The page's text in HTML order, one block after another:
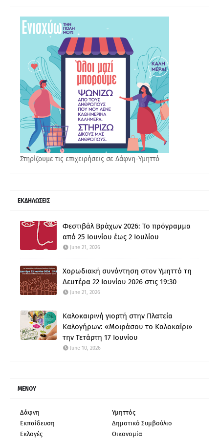
Στηρίζουμε τις επιχειρήσεις σε Δάφνη-Υμηττό
ΕΚΔΗΛΩΣΕΙΣ
Φεστιβάλ Βράχων 2026: Το πρόγραμμα
από 25 Ιουνίου έως 2 Ιουλίου
June 21, 2026
Χορωδιακή συνάντηση στον Υμηττό τη
Δευτέρα 22 Ιουνίου 2026 στις 19:30
June 21, 2026
Καλοκαιρινή γιορτή στην Πλατεία
Καλογήρων: «Μοιράσου το Καλοκαίρι»
την Τετάρτη 17 Ιουνίου
June 10, 2026
ΜΕΝΟΥ
Δάφνη
Υμηττός
Εκπαίδευση
Δημοτικό Συμβούλιο
Εκλογές
Οικονομία